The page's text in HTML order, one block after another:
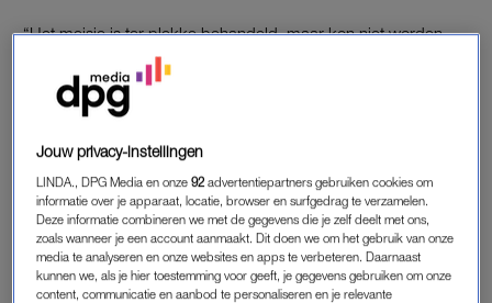
“Het meisje is ter plekke behandeld, maar kon niet worden
gered.” Waardoor ze onwel werd, is onbekend.
MARATHON
Tjeerd Scheffer van LeidenMarathonnoemt het in een
verklaring op Instagram ‘afschuwelijk nieuws, allereerst voor
het gezin waar dit meisje deel van uitmaakte. En ook voor
familie, vrienden en kennissen is dit plotselinge overlijden een
enorme klap.’
Jouw privacy-instellingen
LINDA., DPG Media en onze92 advertentiepartners gebruiken cookies om
informatie over je apparaat, locatie, browser en surfgedrag te verzamelen.
Deze informatie combineren we met de gegevens die je zelf deelt met ons,
zoals wanneer je een account aanmaakt. Dit doen we om het gebruik van onze
media te analyseren en onze websites en apps te verbeteren. Daarnaast
kunnen we, als je hier toestemming voor geeft, je gegevens gebruiken om onze
content, communicatie en aanbod te personaliseren en je relevante